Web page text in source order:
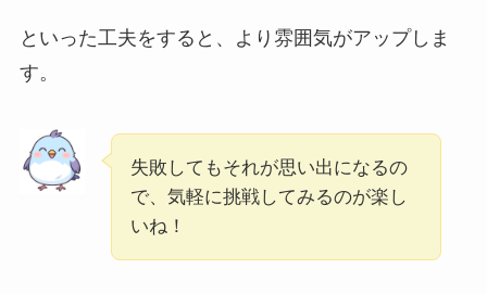
といった工夫をすると、より雰囲気がアップしま
す。
失敗してもそれが思い出になるの
で、気軽に挑戦してみるのが楽し
いね！